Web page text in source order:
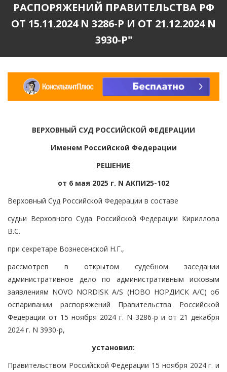
РАСПОРЯЖЕНИЙ ПРАВИТЕЛЬСТВА РФ
ОТ 15.11.2024 N 3286-Р И ОТ 21.12.2024 N
3930-Р"
ВЕРХОВНЫЙ СУД РОССИЙСКОЙ ФЕДЕРАЦИИ
Именем Российской Федерации
РЕШЕНИЕ
от 6 мая 2025 г. N АКПИ25-102
Верховный Суд Российской Федерации в составе
судьи Верховного Суда Российской Федерации Кириллова
В.С.
при секретаре Вознесенской Н.Г.,
рассмотрев в открытом судебном заседании
административное дело по административным исковым
заявлениям NOVO NORDISK A/S (НОВО НОРДИСК А/С) об
оспаривании распоряжений Правительства Российской
Федерации от 15 ноября 2024 г. N 3286-р и от 21 декабря
2024 г. N 3930-р,
установил:
Правительством Российской Федерации 15 ноября 2024 г. и